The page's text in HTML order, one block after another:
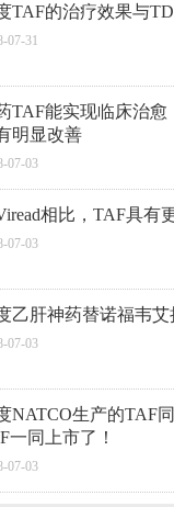
TAF的治疗效果与
07-31
TAF能实现临床治
明显改善
07-03
相比，TAF具有
07-03
乙肝神药替诺福韦艾
07-03
NATCO生产的TAF
一同上市了！
07-03